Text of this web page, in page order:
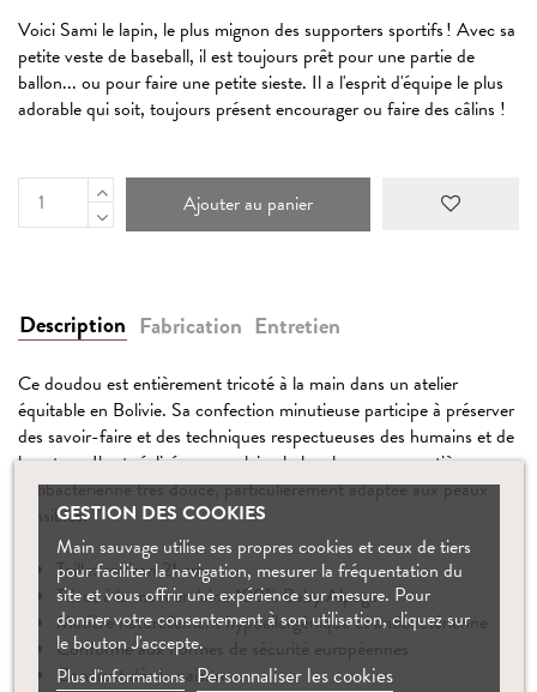
Voici Sami le lapin, le plus mignon des supporters sportifs ! Avec sa
petite veste de baseball, il est toujours prêt pour une partie de
ballon... ou pour faire une petite sieste. Il a l'esprit d'équipe le plus
adorable qui soit, toujours présent encourager ou faire des câlins !
Ajouter au panier
Description Fabrication Entretien
Ce doudou est entièrement tricoté à la main dans un atelier
équitable en Bolivie. Sa confection minutieuse participe à préserver
des savoir-faire et des techniques respectueuses des humains et de
la nature. Il est réalisé en pure laine baby alpaga, une matière
antibactérienne très douce, particulièrement adaptée aux peaux
sensibles.
Taille: environ 21 cm
Tricot à la main en laine 100% Baby Alpaga
Matière naturellement hypoallergénique et antibactérienne
Conforme aux normes de sécurité européennes
Convient dès la naissance
GESTION DES COOKIES
Main sauvage utilise ses propres cookies et ceux de tiers
pour faciliter la navigation, mesurer la fréquentation du
site et vous offrir une expérience sur mesure. Pour
donner votre consentement à son utilisation, cliquez sur
le bouton J'accepte.
Plus d'informations Personnaliser les cookies